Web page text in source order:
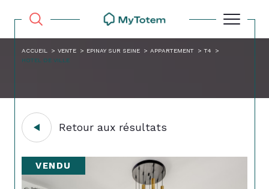
ACCUEIL VENTE EPINAY SUR SEINE APPARTEMENT
T4
HOTEL DE VILLE
Retour aux résultats
VENDU